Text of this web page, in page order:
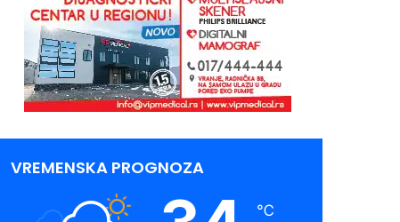
VREMENSKA PROGNOZA
℃